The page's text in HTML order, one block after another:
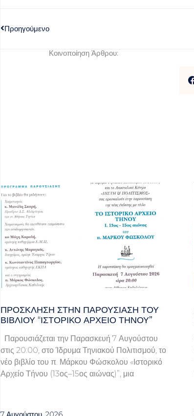
Προηγούμενο
Κοινοποίηση Άρθρου:
ΠΡΌΣΚΛΗΣΗ ΣΤΗΝ ΠΑΡΟΥΣΊΑΣΗ ΤΟΥ
ΒΙΒΛΊΟΥ “ΙΣΤΟΡΙΚΌ ΑΡΧΕΊΟ ΤΉΝΟΥ”
Παρουσιάζεται την Παρασκευή 7 Αυγούστου
στις 20:00, στο Ίδρυμα Τηνιακού Πολιτισμού, το
νέο βιβλίο του π. Μάρκου Φώσκολου «Ιστορικό
Αρχείο Τήνου (13ος–15ος αιώνας)”, μια